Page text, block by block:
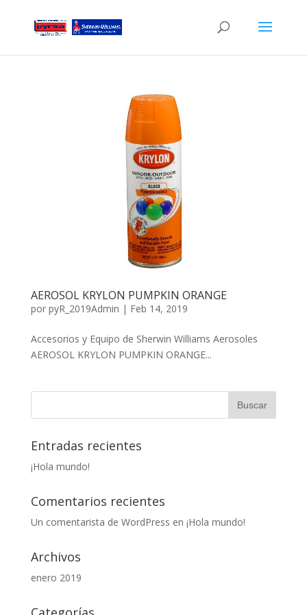
AEROSOL KRYLON PUMPKIN ORANGE
por pyR_2019Admin | Feb 14, 2019
Accesorios y Equipo de Sherwin Williams Aerosoles
AEROSOL KRYLON PUMPKIN ORANGE...
Entradas recientes
¡Hola mundo!
Comentarios recientes
Un comentarista de WordPress en ¡Hola mundo!
Archivos
enero 2019